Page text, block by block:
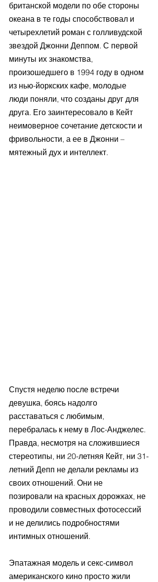
британской модели по обе стороны
океана в те годы способствовал и
четырехлетий роман с голливудской
звездой Джонни Деппом. С первой
минуты их знакомства,
произошедшего в 1994 году в одном
из нью-йоркских кафе, молодые
люди поняли, что созданы друг для
друга. Его заинтересовало в Кейт
неимоверное сочетание детскости и
фривольности, а ее в Джонни –
мятежный дух и интеллект.
Спустя неделю после встречи
девушка, боясь надолго
расставаться с любимым,
перебралась к нему в Лос-Анджелес.
Правда, несмотря на сложившиеся
стереотипы, ни 20-летняя Кейт, ни 31-
летний Депп не делали рекламы из
своих отношений. Они не
позировали на красных дорожках, не
проводили совместных фотосессий
и не делились подробностями
интимных отношений.
Эпатажная модель и секс-символ
американского кино просто жили